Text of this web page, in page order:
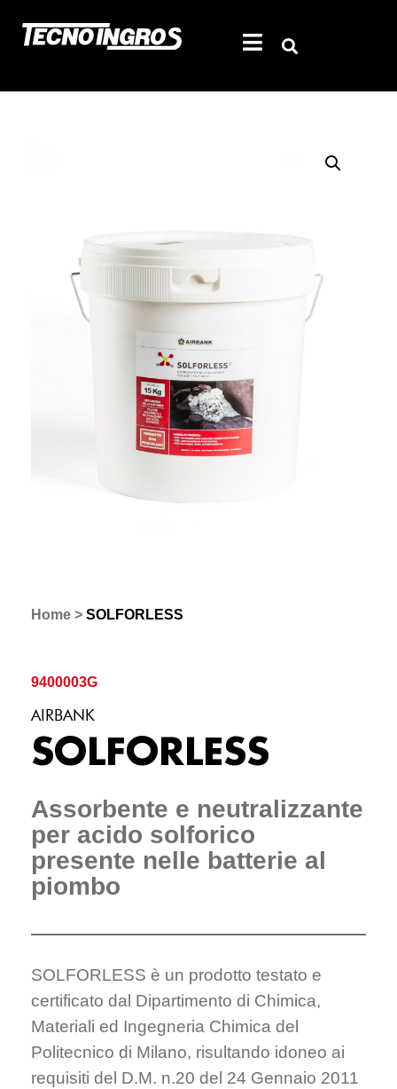
Home > SOLFORLESS
9400003G
AIRBANK
SOLFORLESS
Assorbente e neutralizzante
per acido solforico
presente nelle batterie al
piombo
SOLFORLESS è un prodotto testato e
certificato dal Dipartimento di Chimica,
Materiali ed Ingegneria Chimica del
Politecnico di Milano, risultando idoneo ai
requisiti del D.M. n.20 del 24 Gennaio 2011